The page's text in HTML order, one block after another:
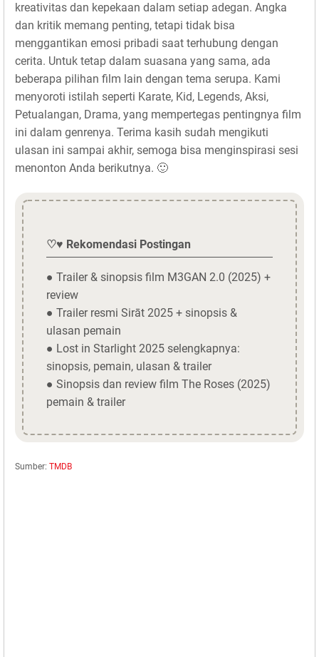
kreativitas dan kepekaan dalam setiap adegan. Angka
dan kritik memang penting, tetapi tidak bisa
menggantikan emosi pribadi saat terhubung dengan
cerita. Untuk tetap dalam suasana yang sama, ada
beberapa pilihan film lain dengan tema serupa. Kami
menyoroti istilah seperti Karate, Kid, Legends, Aksi,
Petualangan, Drama, yang mempertegas pentingnya film
ini dalam genrenya. Terima kasih sudah mengikuti
ulasan ini sampai akhir, semoga bisa menginspirasi sesi
menonton Anda berikutnya. 🙂
♡♥ Rekomendasi Postingan
● Trailer & sinopsis film M3GAN 2.0 (2025) +
review
● Trailer resmi Sirāt 2025 + sinopsis &
ulasan pemain
● Lost in Starlight 2025 selengkapnya:
sinopsis, pemain, ulasan & trailer
● Sinopsis dan review film The Roses (2025)
pemain & trailer
Sumber: TMDB